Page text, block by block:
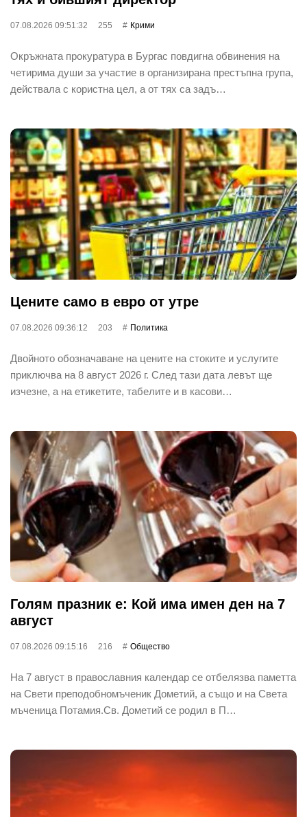
07.08.2026 09:51:32 255 Крими
Окръжната прокуратура в Бургас повдигна обвинения на
четирима души за участие в организирана престъпна група,
действала с користна цел, а от тях са задъ…
Цените само в евро от утре
07.08.2026 09:36:12 203 Политика
Двойното обозначаване на цените на стоките и услугите
приключва на 8 август 2026 г. След тази дата левът ще
изчезне, а на етикетите, табелите и в касови…
Голям празник е: Кой има имен ден на 7
август
07.08.2026 09:15:16 216 Общество
На 7 август в православния календар се отбелязва паметта
на Свети преподобномъченик Дометий, а също и на Света
мъченица Потамия.Св. Дометий се родил в П…